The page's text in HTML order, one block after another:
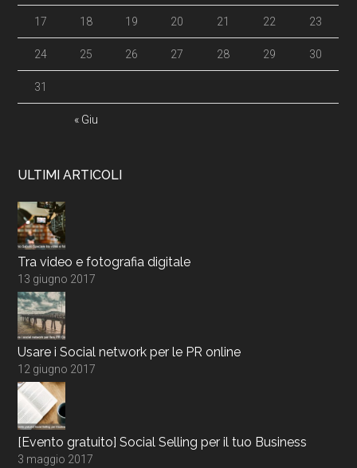
« Giu
17 18 19 20 21 22 23
24 25 26 27 28 29 30
31
ULTIMI ARTICOLI
Tra video e fotografia digitale
13 giugno 2017
Usare i Social network per le PR online
12 giugno 2017
[Evento gratuito] Social Selling per il tuo Business
3 maggio 2017